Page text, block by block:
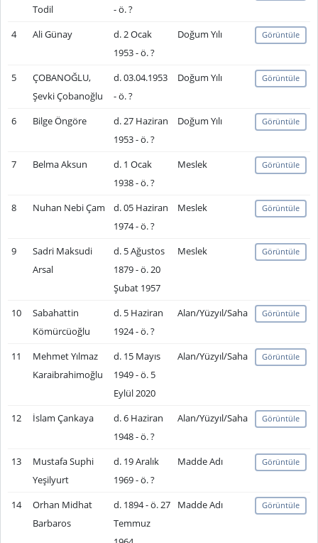
Todil
- ö. ?
4 Ali Günay
d. 2 Ocak
1953 - ö. ?
Doğum Yılı Görüntüle
5
ÇOBANOĞLU,
Şevki Çobanoğlu
d. 03.04.1953
- ö. ?
Doğum Yılı Görüntüle
6 Bilge Öngöre
d. 27 Haziran
1953 - ö. ?
Doğum Yılı Görüntüle
7 Belma Aksun
d. 1 Ocak
1938 - ö. ?
Meslek Görüntüle
8 Nuhan Nebi Çam
d. 05 Haziran
1974 - ö. ?
Meslek Görüntüle
9
Sadri Maksudi
Arsal
d. 5 Ağustos
1879 - ö. 20
Şubat 1957
Meslek Görüntüle
10
Sabahattin
Kömürcüoğlu
d. 5 Haziran
1924 - ö. ?
Alan/Yüzyıl/Saha Görüntüle
11
Mehmet Yılmaz
Karaibrahimoğlu
d. 15 Mayıs
1949 - ö. 5
Eylül 2020
Alan/Yüzyıl/Saha Görüntüle
12 İslam Çankaya
d. 6 Haziran
1948 - ö. ?
Alan/Yüzyıl/Saha Görüntüle
13
Mustafa Suphi
Yeşilyurt
d. 19 Aralık
1969 - ö. ?
Madde Adı Görüntüle
14
Orhan Midhat
Barbaros
d. 1894 - ö. 27
Temmuz
Madde Adı Görüntüle